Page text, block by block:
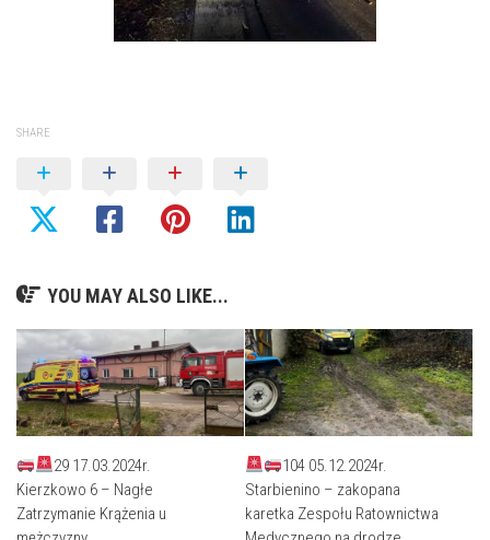
SHARE
YOU MAY ALSO LIKE...
29 17.03.2024r.
Kierzkowo 6 – Nagłe
Zatrzymanie Krążenia u
104 05.12.2024r.
Starbienino – zakopana
karetka Zespołu Ratownictwa